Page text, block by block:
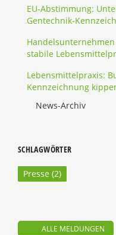
EU-Abstimmung:
Gentechnik-
stabile
Lebensmittelpraxis:
Kennzeichnung
News-Archiv
SCHLAGWÖRTER
Presse (2)
ALLE MELDUNGEN